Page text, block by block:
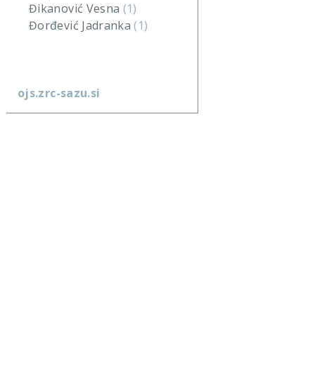
Đikanović Vesna (1)
Đorđević Jadranka(1)
ojs.zrc-sazu.si